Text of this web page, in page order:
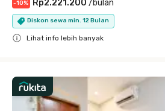
-10% Rp2.221.200 /bulan
Diskon sewa min. 12 Bulan
Lihat info lebih banyak